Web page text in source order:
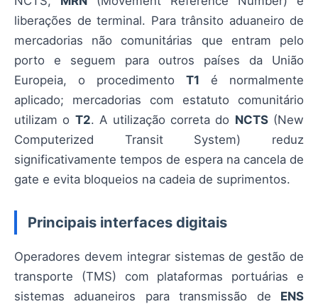
liberações de terminal. Para trânsito aduaneiro de
mercadorias não comunitárias que entram pelo
porto e seguem para outros países da União
Europeia, o procedimento T1 é normalmente
aplicado; mercadorias com estatuto comunitário
utilizam o T2. A utilização correta do NCTS(New
Computerized Transit System) reduz
significativamente tempos de espera na cancela de
gate e evita bloqueios na cadeia de suprimentos.
Principais interfaces digitais
Operadores devem integrar sistemas de gestão de
transporte (TMS) com plataformas portuárias e
sistemas aduaneiros para transmissão de ENS